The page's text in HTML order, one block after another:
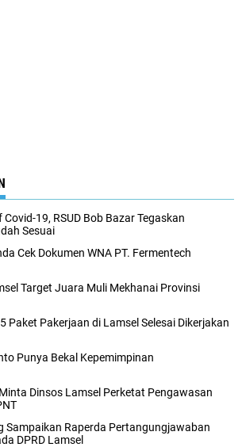
19, RSUD Bob Bazar Tegaskan
Sesuai
Cek Dokumen WNA PT. Fermentech
Target Juara Muli Mekhanai Provinsi
Paket Pakerjaan di Lamsel Selesai Dikerjakan
Punya Bekal Kepemimpinan
Dinsos Lamsel Perketat Pengawasan
Sampaikan Raperda Pertangungjawaban
DPRD Lamsel